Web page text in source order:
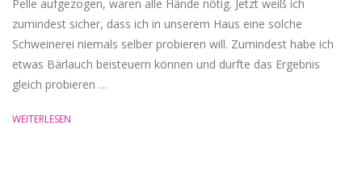
Pelle aufgezogen, waren alle Hände nötig. Jetzt weiß ich
zumindest sicher, dass ich in unserem Haus eine solche
Schweinerei niemals selber probieren will. Zumindest habe ich
etwas Bärlauch beisteuern können und durfte das Ergebnis
gleich probieren …
WEITERLESEN